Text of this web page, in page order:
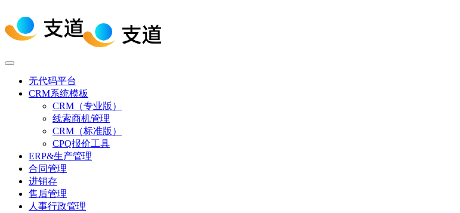
无代码平台
CRM系统模板
CRM（专业版）
线索商机管理
CRM（标准版）
CPQ报价工具
ERP&生产管理
合同管理
进销存
售后管理
人事行政管理